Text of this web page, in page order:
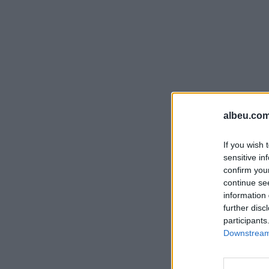
If you wish
sensitive
confirm
continue
information
further